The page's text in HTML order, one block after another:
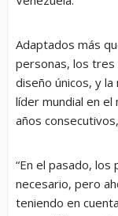
Adaptados más
personas, los
diseño únicos, y
líder mundial en
años
“En el pasado,
necesario, pero
teniendo en